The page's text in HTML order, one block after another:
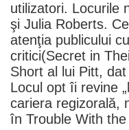
utilizatori. Locurile
şi Julia Roberts.
atenţia publicului
critici(Secret in
Short al lui Pitt,
Locul opt îi revine
cariera regizorală,
în Trouble With